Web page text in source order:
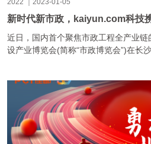
2022 ｜2023-01-05
近日，国内首个聚焦市政工程全产业
设产业博览会(简称“市政博览会”)在长